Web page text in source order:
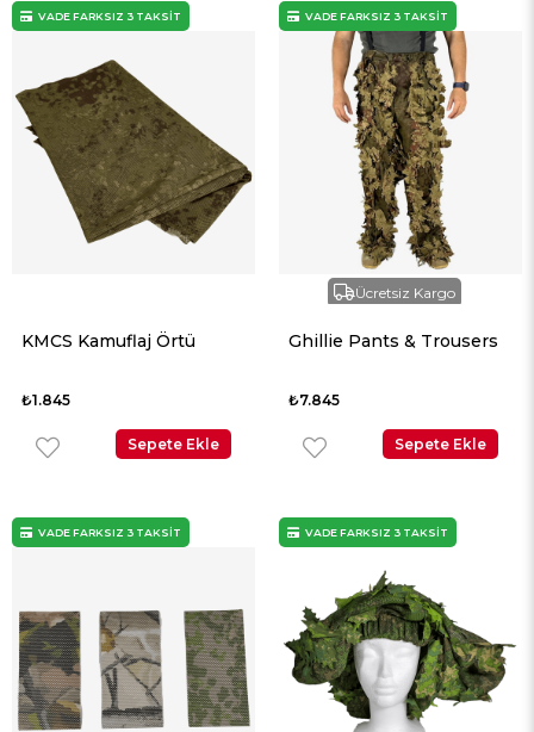
KMCS Kamuflaj Örtü
₺1.845
Sepete Ekle
VADE FARKSIZ 3 TAKSİT
Ücretsiz Kargo
Ghillie Pants & Trousers
₺7.845
Sepete Ekle
VADE FARKSIZ 3 TAKSİT
VADE FARKSIZ 3 TAKSİT VADE FARKSIZ 3 TAKSİT